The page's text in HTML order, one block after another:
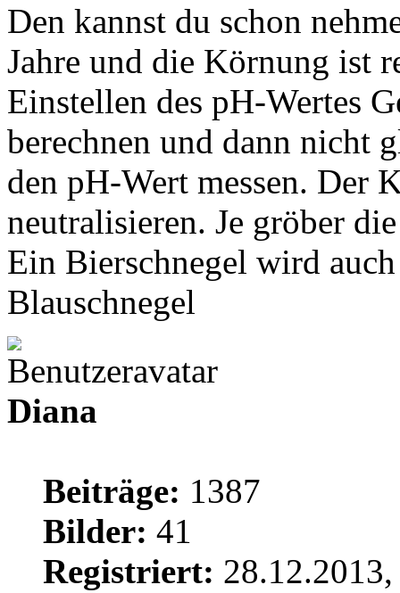
Den kannst du schon
Jahre und die Körnung ist
Einstellen des pH-Wertes
berechnen und dann nicht
den pH-Wert messen. Der
neutralisieren. Je gröber
Ein Bierschnegel wird
Blauschnegel
Diana
Beiträge: 1387
Bilder: 41
Registriert: